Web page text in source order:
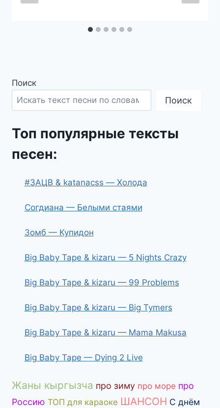
Поиск
Поиск
Топ популярные тексты
песен:
#ЗАЦВ & katanacss — Холода
Согдиана — Белыми стаями
Зомб — Купидон
Big Baby Tape & kizaru — 5 Nights Crazy
Big Baby Tape & kizaru — 99 Problems
Big Baby Tape & kizaru — Big Tymers
Big Baby Tape & kizaru — Mama Makusa
Big Baby Tape — Dying 2 Live
Жаны кыргызча про зиму про море про
Россию ТОП для караоке ШАНСОН С днём